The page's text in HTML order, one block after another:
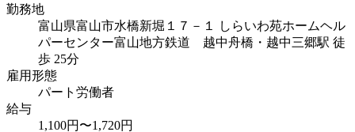
勤務地
富山県富山市水橋新堀１７－１ しらいわ苑ホームヘル
パーセンター富山地方鉄道 越中舟橋・越中三郷駅 徒
歩 25分
雇用形態
パート労働者
給与
1,100円〜1,720円